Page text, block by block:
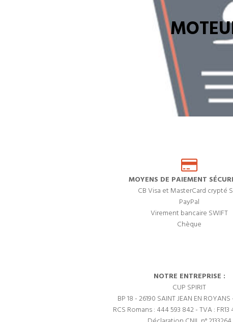
MOYENS DE PAIEMENT
CB Visa et MasterCard crypté
PayPal
Virement bancaire SWIFT
Chèque
NOTRE ENTREPRISE :
CUP SPIRIT
BP 18 - 26190 SAINT JEAN EN
RCS Romans : 444 593 842 - TVA :